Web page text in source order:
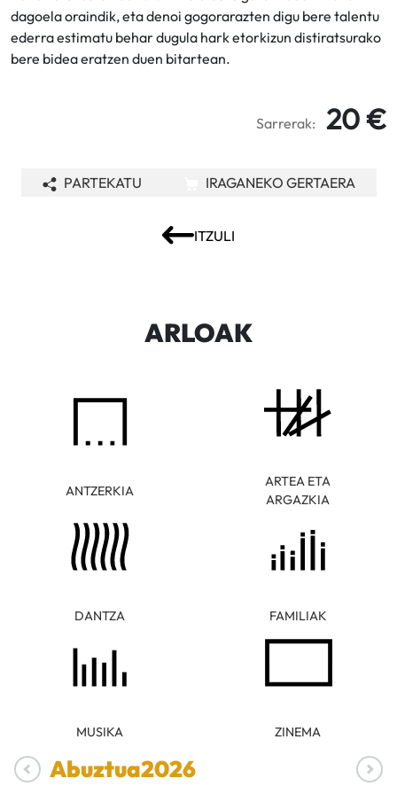
dagoela oraindik, eta denoi gogorarazten digu bere talentu
ederra estimatu behar dugula hark etorkizun distiratsurako
bere bidea eratzen duen bitartean.
Sarrerak: 20 €
ITZULI
PARTEKATU IRAGANEKO GERTAERA
ARLOAK
ANTZERKIA
ARTEA ETA
ARGAZKIA
DANTZA FAMILIAK
MUSIKA ZINEMA
Abuztua2026